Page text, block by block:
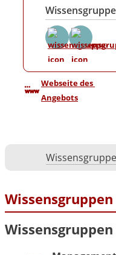
Webseite des
Angebots